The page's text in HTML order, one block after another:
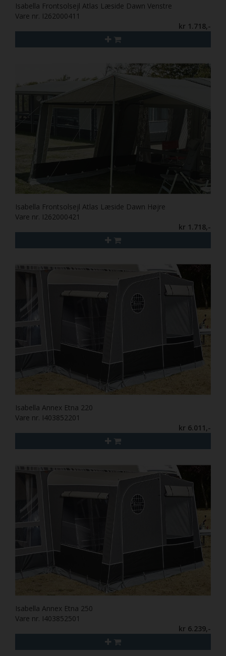
Isabella Frontsolsejl Atlas Læside Dawn Venstre
Vare nr. I262000411
kr 1.718,-
Isabella Frontsolsejl Atlas Læside Dawn Højre
Vare nr. I262000421
kr 1.718,-
Isabella Annex Etna 220
Vare nr. I403852201
kr 6.011,-
Isabella Annex Etna 250
Vare nr. I403852501
kr 6.239,-